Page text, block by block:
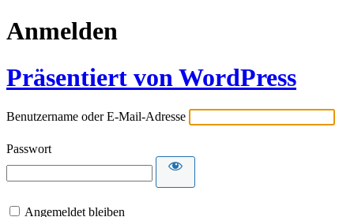
Anmelden
Präsentiert von WordPress
Benutzername oder E-Mail-Adresse
Passwort
Angemeldet bleiben